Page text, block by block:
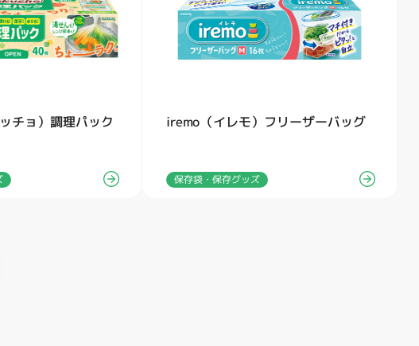
チョ）調理パック iremo（イレモ）フリーザーバッグ
保存袋・保存グッズ